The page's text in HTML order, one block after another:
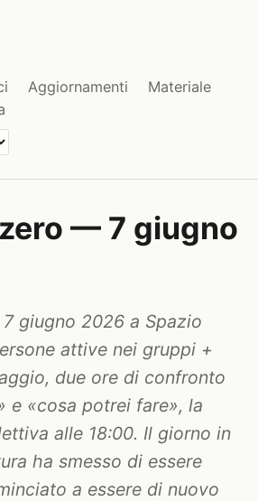
Aggiornamenti
Materiale
— 7 giugno
giugno 2026 a Spazio
attive nei gruppi +
due ore di confronto
e «cosa potrei fare», la
alle 18:00. Il giorno in
ha smesso di essere
a essere di nuovo